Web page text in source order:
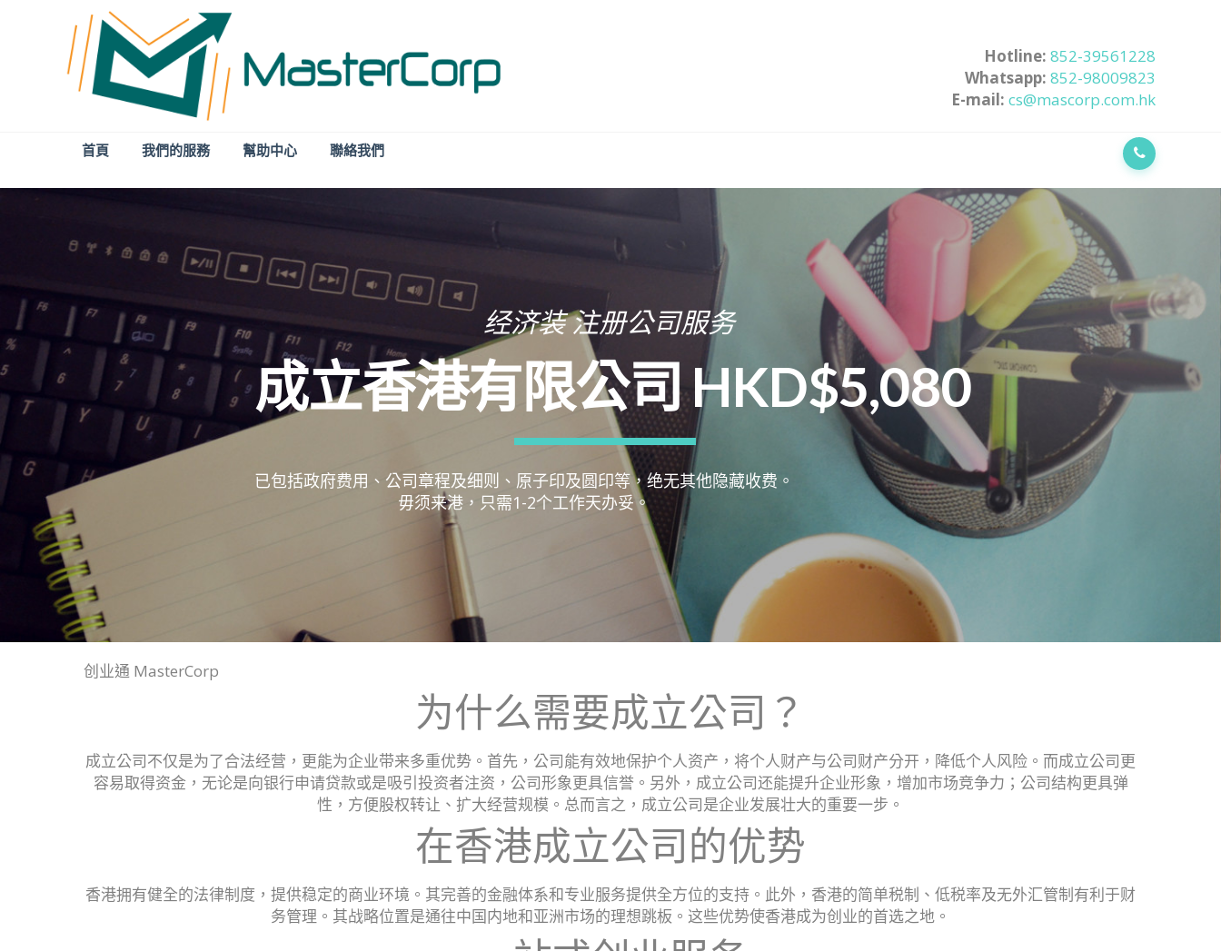
Hotline: 852-39561228
Whatsapp: 852-98009823
E-mail: cs@mascorp.com.hk
首頁 我們的服務 幫助中心 聯絡我們
经济装 注册公司服务
成立香港有限公司 HKD$5,080
已包括政府费用、公司章程及细则、原子印及圆印等，绝无其他隐藏收费。
毋须来港，只需1-2个工作天办妥。
创业通 MasterCorp
为什么需要成立公司？
成立公司不仅是为了合法经营，更能为企业带来多重优势。首先，公司能有效地保护个人资产，将个人财产与公司财产分开，降低个人风险。而成立公司更
容易取得资金，无论是向银行申请贷款或是吸引投资者注资，公司形象更具信誉。另外，成立公司还能提升企业形象，增加市场竞争力；公司结构更具弹
性，方便股权转让、扩大经营规模。总而言之，成立公司是企业发展壮大的重要一步。
在香港成立公司的优势
香港拥有健全的法律制度，提供稳定的商业环境。其完善的金融体系和专业服务提供全方位的支持。此外，香港的简单税制、低税率及无外汇管制有利于财
务管理。其战略位置是通往中国内地和亚洲市场的理想跳板。这些优势使香港成为创业的首选之地。